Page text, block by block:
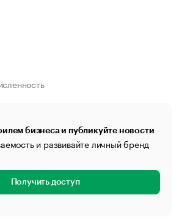
бизнеса и публикуйте новости
и развивайте личный бренд
Получить доступ